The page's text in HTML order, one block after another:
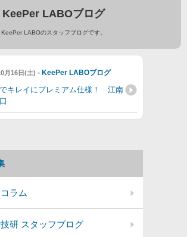
KeePer LABOブログ
KeePer LABOのスタッフブログです。
月16日(土) - KeePer LABOブログ
キレイにプレミアム仕様！ 江南
ラム
研 スタッフブログ